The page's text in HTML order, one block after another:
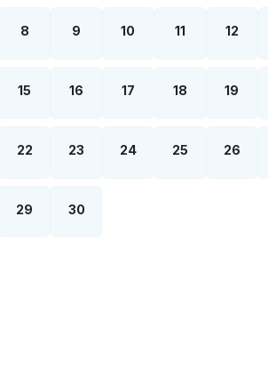
8 9 10 11 12
15 16 17 18 19
22 23 24 25 26
29 30